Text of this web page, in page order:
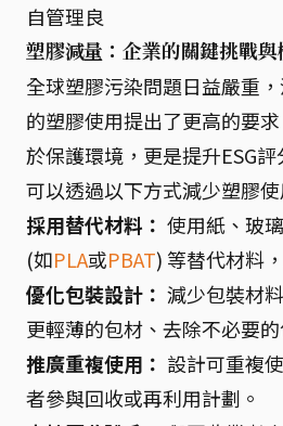
自管理良
塑膠減量：企業的關鍵挑戰與
全球塑膠污染問題日益嚴重
的塑膠使用提出了更高的要求
於保護環境，更是提升ESG
可以透過以下方式減少塑膠使
採用替代材料： 使用紙、玻
(如PLA或PBAT) 等替代材料
優化包裝設計： 減少包裝材
更輕薄的包材、去除不必要的
推廣重複使用： 設計可重複
者參與回收或再利用計劃。